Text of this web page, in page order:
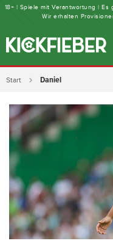
18+ | Spiele mit Verantwortung |
Wir erhalten
Start Daniel